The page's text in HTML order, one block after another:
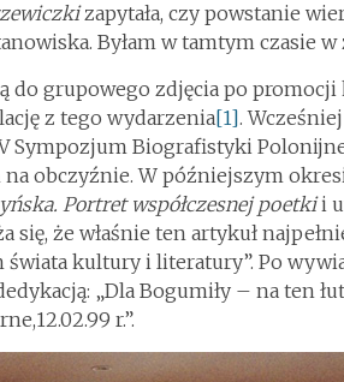
zapytała, czy powstanie
Byłam w tamtym czasie w
do grupowego zdjęcia po
z tego wydarzenia[1].
Sympozjum Biografistyki
obczyźnie. W późniejszym
Portret współczesnej poetkii
się, że właśnie ten artykuł
kultury i literatury”. Po
„Dla Bogumiły – na ten
r.”.